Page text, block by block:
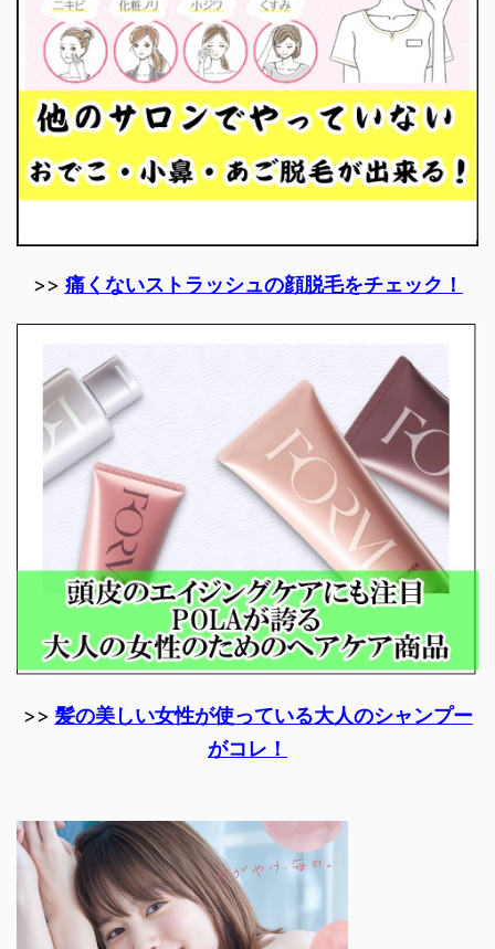
>> 痛くないストラッシュの顔脱毛をチェック！
>> 髪の美しい女性が使っている大人のシャンプー
がコレ！